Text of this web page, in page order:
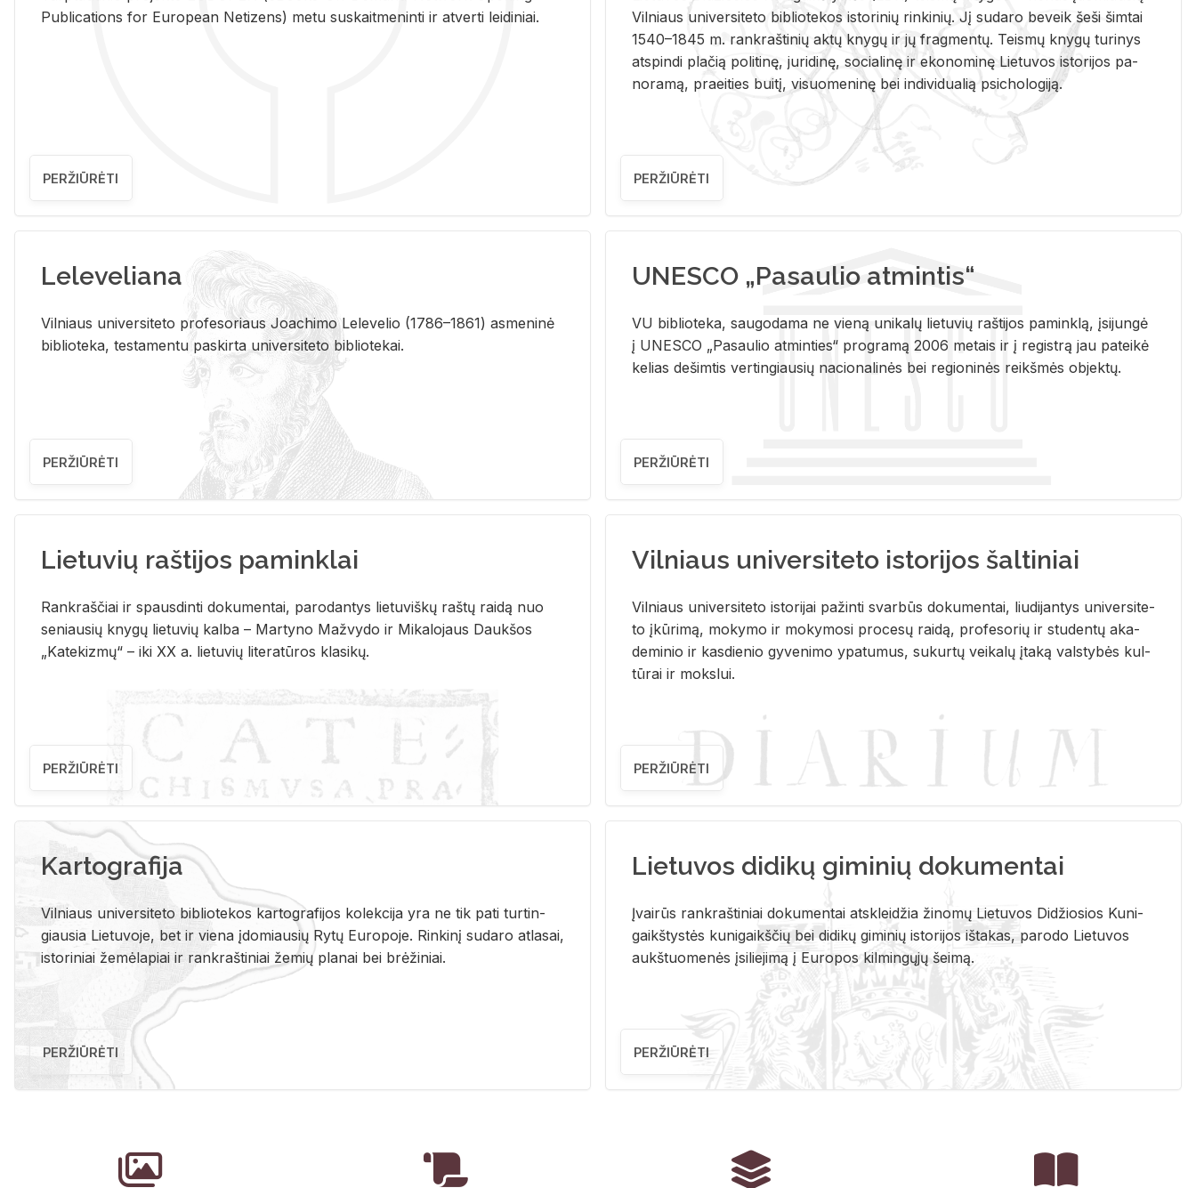
Pub­li­ca­tions for Eu­ro­pe­an Ne­ti­zens) metu su­skait­me­nin­ti ir at­ver­ti lei­di­niai.
PERŽIŪRĖTI
Vil­niaus uni­ver­si­te­to bi­b­lio­te­kos is­to­ri­nių rin­ki­nių. Jį su­da­ro be­veik šeši šim­tai
1540–1845 m. rank­raš­ti­nių aktų kny­gų ir jų frag­men­tų. Teis­mų kny­gų tu­ri­nys
at­spin­di pla­čią po­li­ti­nę, ju­ri­di­nę, so­cia­li­nę ir eko­no­mi­nę Lie­tu­vos is­to­ri­jos pa­
no­ra­mą, pra­ei­ties bui­tį, vi­suo­me­ni­nę bei in­di­vi­dua­lią psi­cho­lo­gi­ją.
PERŽIŪRĖTI
Leleveliana
Vil­niaus uni­ver­si­te­to pro­fe­so­riaus Jo­a­chi­mo Le­le­ve­lio (1786–1861) as­me­ni­nė
bi­b­lio­te­ka, te­sta­men­tu pa­skir­ta uni­ver­si­te­to bi­b­lio­te­kai.
PERŽIŪRĖTI
UNESCO „Pasaulio atmintis“
VU biblioteka, saugodama ne vieną unikalų lietuvių raštijos paminklą, įsijungė
į UNESCO „Pasaulio atminties“ programą 2006 metais ir į registrą jau pateikė
kelias dešimtis vertingiausių nacionalinės bei regioninės reikšmės objektų.
PERŽIŪRĖTI
Lietuvių raštijos paminklai
Rank­raš­čiai ir spaus­din­ti do­ku­men­tai, pa­ro­dan­tys lie­tu­viš­kų raš­tų rai­dą nuo
se­niau­sių kny­gų lie­tu­vių kal­ba – Mar­ty­no Ma­žvy­do ir Mi­ka­lo­jaus Dauk­šos
„Ka­te­kiz­mų“ – iki XX a. lie­tu­vių li­te­ra­tū­ros kla­si­kų.
PERŽIŪRĖTI
Vilniaus universiteto istorijos šaltiniai
Vil­niaus uni­ver­si­te­to is­to­ri­jai pa­žin­ti svar­būs do­ku­men­tai, liu­di­jan­tys uni­ver­si­te­
to įkū­ri­mą, mo­ky­mo ir mo­ky­mo­si pro­ce­sų rai­dą, pro­fe­so­rių ir stu­den­tų aka­
de­mi­nio ir kas­die­nio gy­ve­ni­mo ypa­tu­mus, su­kur­tų vei­ka­lų įta­ką vals­ty­bės kul­
tū­rai ir moks­lui.
PERŽIŪRĖTI
Kartografija
Vil­niaus uni­ver­si­te­to bi­b­lio­te­kos kar­to­gra­fi­jos ko­lek­ci­ja yra ne tik pati tur­tin­
giau­sia Lie­tu­vo­je, bet ir vie­na įdo­miau­sių Rytų Eu­ro­po­je. Rin­ki­nį su­da­ro at­la­sai,
is­to­ri­niai že­mė­la­piai ir rank­raš­ti­niai že­mių pla­nai bei brė­ži­niai.
PERŽIŪRĖTI
Lietuvos didikų giminių dokumentai
Įvai­rūs rank­raš­ti­niai do­ku­men­tai at­sklei­džia ži­no­mų Lie­tu­vos Di­džio­sios Ku­ni­
gaikš­tys­tės ku­ni­gaikš­čių bei di­di­kų gi­mi­nių is­to­ri­jos iš­ta­kas, pa­ro­do Lie­tu­vos
aukš­tuo­me­nės įsi­lie­ji­mą į Eu­ro­pos kil­min­gų­jų šei­mą.
PERŽIŪRĖTI